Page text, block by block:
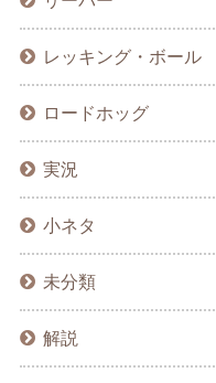
レッキング・ボール
ロードホッグ
実況
小ネタ
未分類
解説